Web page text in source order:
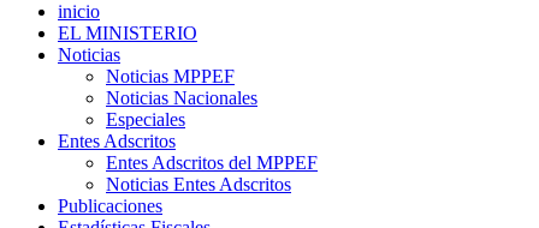
inicio
EL MINISTERIO
Noticias
Noticias MPPEF
Noticias Nacionales
Especiales
Entes Adscritos
Entes Adscritos del MPPEF
Noticias Entes Adscritos
Publicaciones